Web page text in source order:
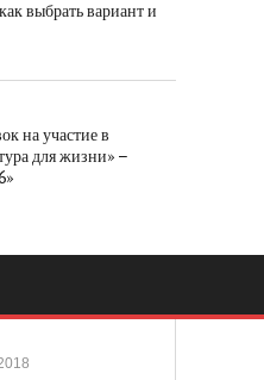
выбрать вариант и
на участие в
для жизни» –